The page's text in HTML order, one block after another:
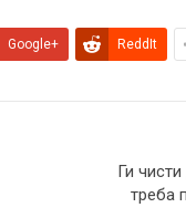
Google+ ReddIt
Ги
треба